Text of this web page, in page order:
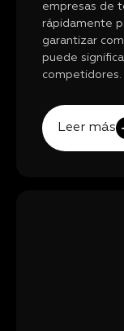
empresas de
rápidamente
garantizar
puede
competidores.
Leer más